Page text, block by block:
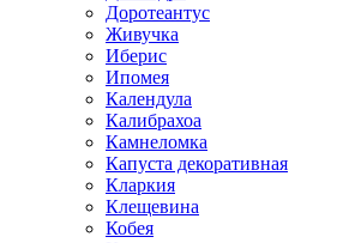
Доротеантус
Живучка
Иберис
Ипомея
Календула
Калибрахоа
Камнеломка
Капуста декоративная
Кларкия
Клещевина
Кобея